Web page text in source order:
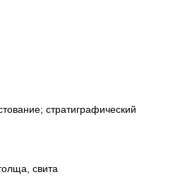
стратиграфический
свита